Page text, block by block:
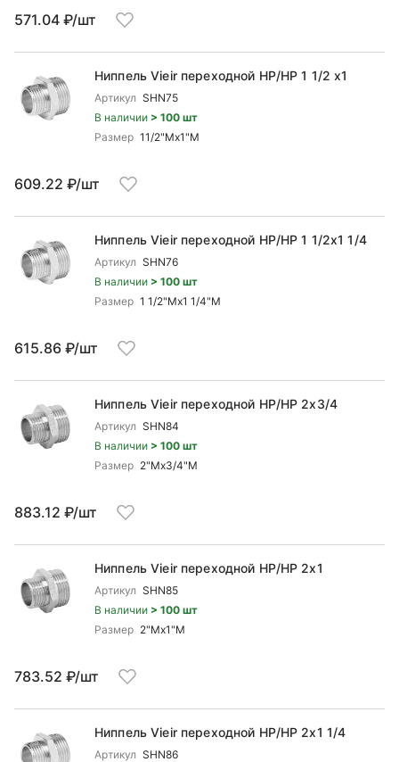
571.04 ₽/шт
Ниппель Vieir переходной НР/НР 1 1/2 x1
Артикул SHN75
В наличии > 100 шт
Размер 11/2"Mx1"М
609.22 ₽/шт
Ниппель Vieir переходной НР/НР 1 1/2x1 1/4
Артикул SHN76
В наличии > 100 шт
Размер 1 1/2"Mx1 1/4"M
615.86 ₽/шт
Ниппель Vieir переходной НР/НР 2x3/4
Артикул SHN84
В наличии > 100 шт
Размер 2"Mx3/4"М
883.12 ₽/шт
Ниппель Vieir переходной НР/НР 2x1
Артикул SHN85
В наличии > 100 шт
Размер 2"Mx1"М
783.52 ₽/шт
Ниппель Vieir переходной НР/НР 2x1 1/4
Артикул SHN86